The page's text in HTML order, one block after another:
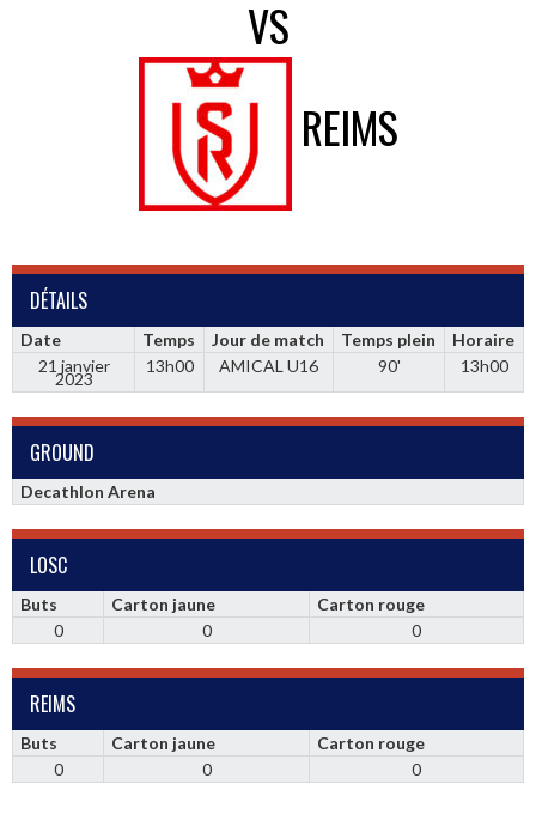
VS
REIMS
DÉTAILS
Date Temps Jour de match Temps plein
Horaire
21 janvier
2023
13h00 AMICAL U16 90' 13h00
GROUND
Decathlon Arena
LOSC
Buts Carton jaune
Carton rouge
0
0 0
REIMS
Buts Carton jaune
Carton rouge
0
0 0